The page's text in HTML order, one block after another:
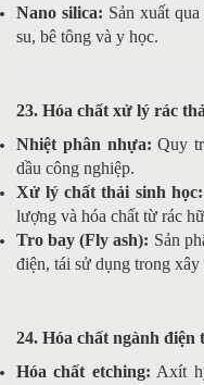
Nano silica: Sản xuất
su, bê tông và y học.
23. Hóa chất xử lý rác
Nhiệt phân nhựa: Quy
dầu công nghiệp.
Xử lý chất thải sinh học:
lượng và hóa chất từ rác
Tro bay (Fly ash): Sản
điện, tái sử dụng trong xây
24. Hóa chất ngành điện
Hóa chất etching: Axít